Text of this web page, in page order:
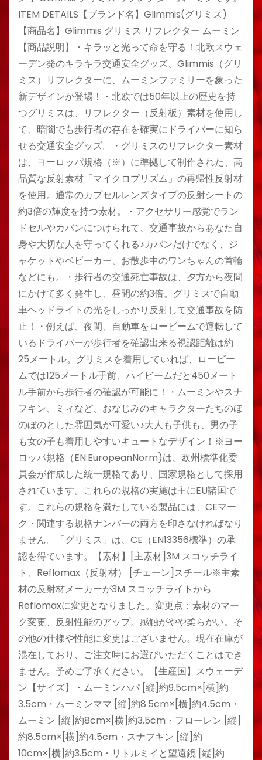
ITEM DETAILS【ブランド名】Glimmis(グリミス)
【商品名】Glimmis グリミス リフレクター ムーミン
【商品説明】・キラッと光って命を守る！北欧スウェ
ーデン発のキラキラ交通安全グッズ、Glimmis（グリ
ミス）リフレクターに、ムーミンファミリーを象った
新デザインが登場！・北欧では50年以上の歴史を持
つグリミスは、リフレクター（反射板）素材を使用し
て、暗闇でも歩行者の存在を確実にドライバーに知ら
せる交通安全グッズ。・グリミスのリフレクター素材
は、ヨーロッパ規格（※）に準拠して制作された、高
品質な反射素材「マイクロプリズム」の再帰性反射材
を使用。通常のカプセルレンズタイプの反射シートの
約3倍の輝度を持つ素材。・アクセサリー感覚でラン
ドセルやカバンにつけられて、交通事故からあなた自
身や大切な人を守ってくれる♪カバンだけでなく、ジ
ャケットやベビーカー、お散歩中のワンちゃんの首輪
などにも。・歩行者の交通死亡事故は、夕方から夜間
にかけて多く発生し、昼間の約3倍。グリミスで自動
車ヘッドライトの光をしっかり反射して交通事故を防
止！・例えば、夜間、自動車をロービームで運転して
いるドライバーが歩行者を確認出来る視認距離は約
25メートル。グリミスを着用していれば、ロービー
ムでは125メートル手前、ハイビームだと450メート
ル手前から歩行者の確認が可能に！・ムーミンやスナ
フキン、ミィなど、おなじみのキャラクターたちのほ
のぼのとした雰囲気が可愛い♪大人も子供も、男の子
も女の子も着用しやすいキュートなデザイン！※ヨー
ロッパ規格（EN:EuropeanNorm)は、欧州標準化委
員会が作成した統一規格であり、国家規格として採用
されています。これらの規格の実施は主にEU諸国で
す。これらの規格を満たしている製品には、CEマー
ク・関連する規格ナンバーの両方を印さなければなり
ません。「グリミス」は、CE（EN13356標準）の承
認を得ています。【素材】[主素材]3M スコッチライ
ト、Reflomax（反射材） [チェーン]スチール※主素
材の反射材メーカーが3M スコッチライトから
Reflomaxに変更となりました。変更点：素材のマー
ク変更、反射性能のアップ。感触がやや柔らかい。そ
の他の仕様や性能に変更はございません。現在在庫が
混在しており、ご注文時にお選びいただくことはでき
ません。予めご了承ください。【生産国】スウェーデ
ン【サイズ】・ムーミンパパ [縦]約9.5cm×[横]約
3.5cm・ムーミンママ [縦]約8.5cm×[横]約4.5cm・
ムーミン [縦]約8cm×[横]約3.5cm・フローレン [縦]
約8.5cm×[横]約4.5cm・スナフキン [縦]約
10cm×[横]約3.5cm・リトルミイと望遠鏡 [縦]約